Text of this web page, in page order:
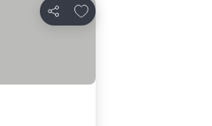
Partilhar
Adicionar aos favoritos